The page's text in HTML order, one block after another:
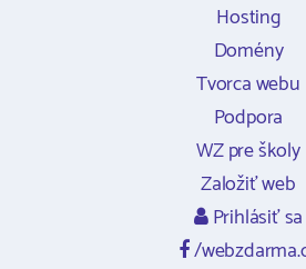
Hosting
Domény
Tvorca webu
Podpora
WZ pre školy
Založiť web
Prihlásiť sa
/